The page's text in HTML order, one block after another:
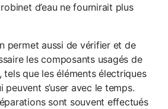
d’eau ne fournirait plus
permet aussi de vérifier et de
les composants usagés de
que les éléments électriques
s’user avec le temps.
sont souvent effectués